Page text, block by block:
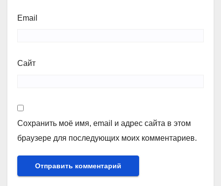
Email
Сайт
Сохранить моё имя, email и адрес сайта в этом
браузере для последующих моих комментариев.